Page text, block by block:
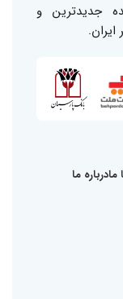
جدیدترین و
مادرباره ما